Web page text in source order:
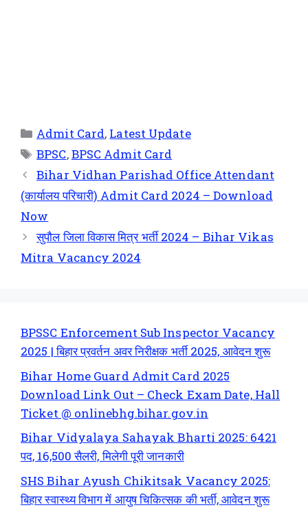
Admit Card, Latest Update
BPSC,BPSC Admit Card
Bihar Vidhan Parishad Office Attendant
(कार्यालय परिचारी) Admit Card 2024 – Download
Now
सुपौल जिला विकास मित्र भर्ती 2024 – Bihar Vikas
Mitra Vacancy 2024
BPSSC Enforcement Sub Inspector Vacancy
2025 | बिहार प्रवर्तन अवर निरीक्षक भर्ती 2025, आवेदन शुरू
Bihar Home Guard Admit Card 2025
Download Link Out – Check Exam Date, Hall
Ticket @ onlinebhg.bihar.gov.in
Bihar Vidyalaya Sahayak Bharti 2025: 6421
पद, 16,500 सैलरी, मिलेगी पूरी जानकारी
SHS Bihar Ayush Chikitsak Vacancy 2025:
बिहार स्वास्थ्य विभाग में आयुष चिकित्सक की भर्ती, आवेदन शुरू